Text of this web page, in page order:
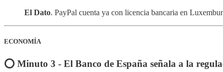
El Dato. PayPal cuenta ya con licencia bancaria en
ECONOMÍA
⭕️ Minuto 3 - El Banco de España señala a la